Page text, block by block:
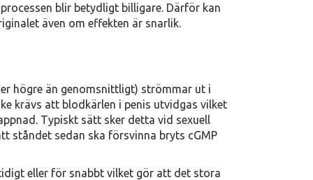
blir betydligt billigare. Därför kan
även om effekten är snarlik.
högre än genomsnittligt) strömmar ut i
krävs att blodkärlen i penis utvidgas vilket
Typiskt sätt sker detta vid sexuell
ståndet sedan ska försvinna bryts cGMP
eller för snabbt vilket gör att det stora